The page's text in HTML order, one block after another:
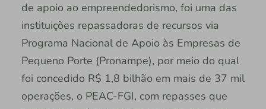
de apoio ao empreendedorismo, foi uma das
instituições repassadoras de recursos via
Programa Nacional de Apoio às Empresas de
Pequeno Porte (Pronampe), por meio do qual
foi concedido R$ 1,8 bilhão em mais de 37 mil
operações, o PEAC-FGI, com repasses que